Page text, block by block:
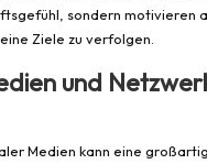
sondern motivieren
Ziele zu verfolgen.
und
Medien kann eine